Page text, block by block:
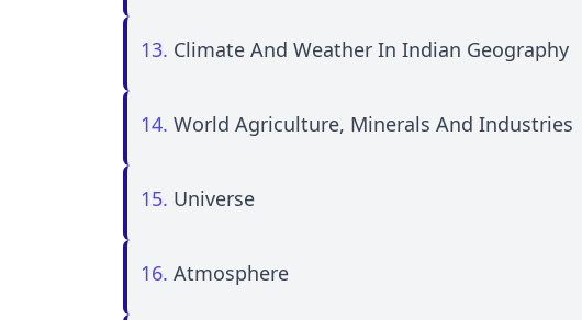
13. Climate And Weather In Indian Geography
14. World Agriculture, Minerals And Industries
15. Universe
16. Atmosphere